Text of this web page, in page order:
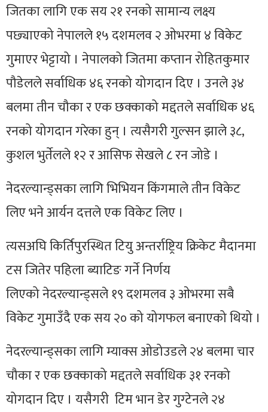
जितका लागि एक सय २१ रनको सामान्य लक्ष्य
पछ्याएको नेपालले १५ दशमलव २ ओभरमा ४ विकेट
गुमाएर भेट्टायो । नेपालको जितमा कप्तान रोहितकुमार
पौडेलले सर्वाधिक ४६ रनको योगदान दिए । उनले ३४
बलमा तीन चौका र एक छक्काको मद्दतले सर्वाधिक ४६
रनको योगदान गरेका हुन् । त्यसैगरी गुल्सन झाले ३८,
कुशल भुर्तेलले १२ रआसिफसेखले ८ रन जोडे ।
नेदरल्यान्ड्सकालागिभिभियनकिंगमालेतीन विकेट
लिए भने आर्यन दत्तले एक विकेट लिए ।
त्यसअघि किर्तिपुरस्थितटियुअन्तर्राष्ट्रिय क्रिकेट मैदानमा
टस जितेर पहिला ब्याटिङ गर्ने निर्णय
लिएकोनेदरल्यान्ड्सले१९ दशमलव ३ ओभरमा सबै
विकेट गुमाउँदै एक सय २० को योगफल बनाएको थियो ।
नेदरल्यान्ड्सकालागि म्याक्सओडोउडले२४ बलमा चार
चौका र एक छक्काको मद्दतले सर्वाधिक ३१ रनको
योगदान दिए । यसैगरी टिम भानडेरगुग्टेनले२४